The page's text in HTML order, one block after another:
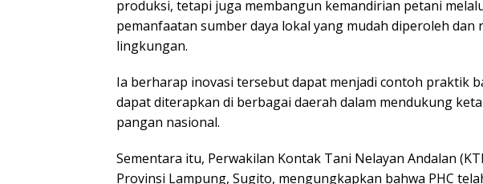
produksi, tetapi juga membangun kemandirian petani
pemanfaatan sumber daya lokal yang mudah diperoleh dan
lingkungan.
Ia berharap inovasi tersebut dapat menjadi contoh praktik
dapat diterapkan di berbagai daerah dalam mendukung
pangan nasional.
Sementara itu, Perwakilan Kontak Tani Nelayan Andalan
Provinsi Lampung, Sugito, mengungkapkan bahwa PHC